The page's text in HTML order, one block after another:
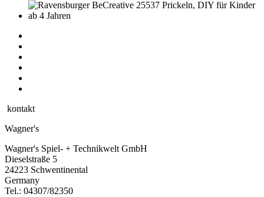
kontakt
Wagner's
Wagner's Spiel- + Technikwelt GmbH
Dieselstraße 5
24223 Schwentinental
Germany
Tel.: 04307/82350